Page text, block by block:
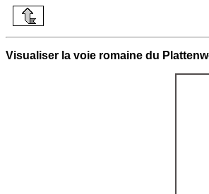
Visualiser la voie romaine du